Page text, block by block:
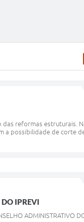
reformas estruturais.
a possibilidade de corte
IPREVI
ADMINISTRATIVO